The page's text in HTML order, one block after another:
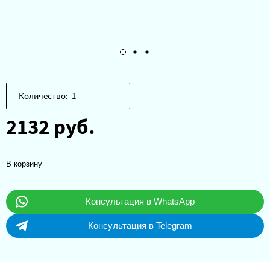
Количество:
2132 руб.
В корзину
Консультация в WhatsApp
Консультация в Telegram